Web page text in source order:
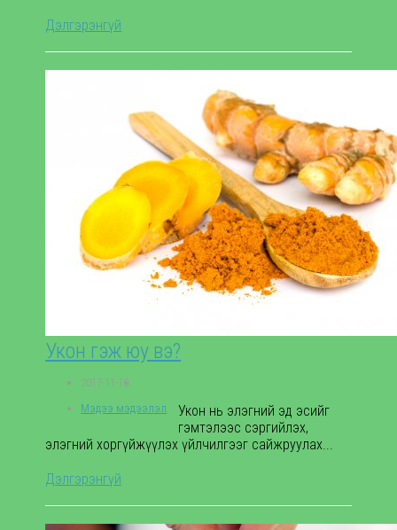
Дэлгэрэнгүй
Укон гэж юу вэ?
2017-11-10
Мэдээ мэдээлэл,
Укон нь элэгний эд эсийг
гэмтэлээс сэргийлэх,
элэгний хоргүйжүүлэх үйлчилгээг сайжруулах...
Дэлгэрэнгүй